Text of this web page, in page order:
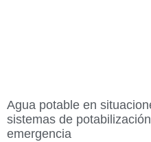
Agua potable en
sistemas de
emergencia